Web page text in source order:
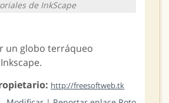
de InkScape
un globo terráqueo
http://freesoftweb.tk